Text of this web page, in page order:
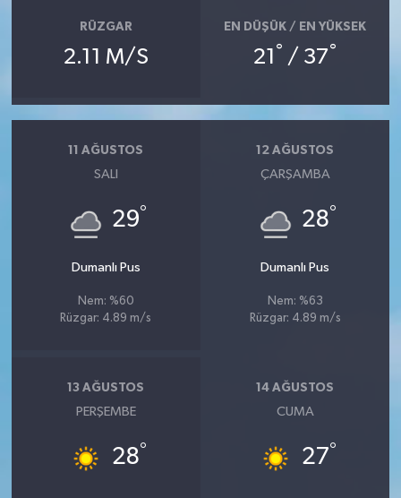
RÜZGAR
2.11 M/S
EN DÜŞÜK / EN YÜKSEK
21 ° / 37°
11 AĞUSTOS
SALI
29°
Dumanlı Pus
Nem: %60
Rüzgar: 4.89 m/s
12 AĞUSTOS
ÇARŞAMBA
28°
Dumanlı Pus
Nem: %63
Rüzgar: 4.89 m/s
13 AĞUSTOS
PERŞEMBE
28°
14 AĞUSTOS
CUMA
27°